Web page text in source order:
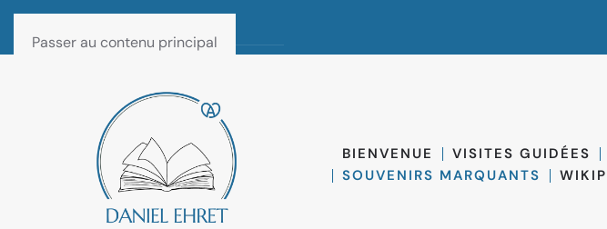
Passer au contenu principal
BIENVENUE VISITES GUIDÉES
SOUVENIRS MARQUANTS